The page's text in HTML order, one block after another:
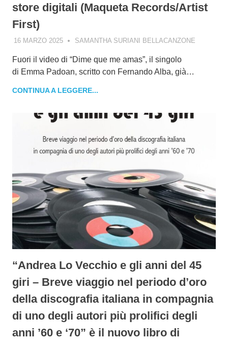
store digitali (Maqueta Records/Artist
First)
16 MARZO 2025 SAMANTHA SURIANI BELLACANZONE
Fuori il video di “Dime que me amas”, il singolo
di Emma Padoan, scritto con Fernando Alba, già…
CONTINUA A LEGGERE...
“Andrea Lo Vecchio e gli anni del 45
giri – Breve viaggio nel periodo d’oro
della discografia italiana in compagnia
di uno degli autori più prolifici degli
anni ’60 e ‘70” è il nuovo libro di